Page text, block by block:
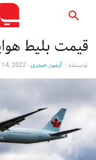
قیمت بلیط
نویسنده : آرمین حیدری-
14, 2022